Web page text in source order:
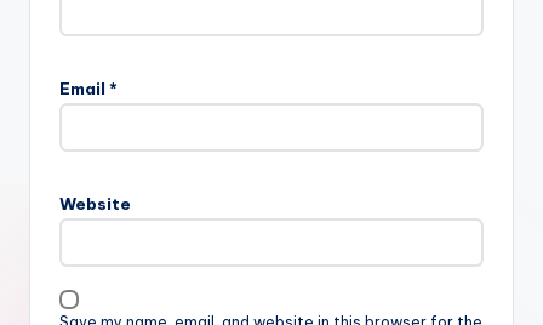
Email *
Website